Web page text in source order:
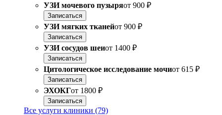
УЗИ мочевого пузыряот 900 ₽
Записаться
УЗИ мягких тканейот 900 ₽
Записаться
УЗИ сосудов шеиот 1400 ₽
Записаться
Цитологическое исследование мочиот 615 ₽
Записаться
ЭХОКГот 1800 ₽
Записаться
Все услуги клиники (79)